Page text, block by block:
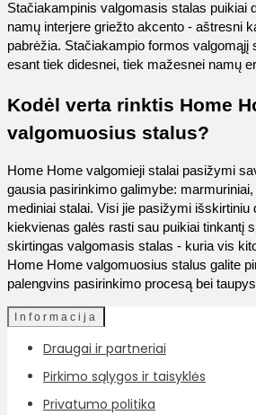
Stačiakampinis valgomasis stalas puikiai
namų interjere griežto akcento - aštresni
pabrėžia. Stačiakampio formos valgomąjį
esant tiek didesnei, tiek mažesnei namų
Kodėl verta rinktis Home
valgomuosius stalus?
Home Home valgomieji stalai pasižymi
gausia pasirinkimo galimybe:
mediniai stalai. Visi jie pasižymi išskirtiniu
kiekvienas galės rasti sau puikiai tinkantį
skirtingas valgomasis stalas - kuria vis
Home Home valgomuosius stalus galite
palengvins pasirinkimo procesą bei
Informacija
Draugai ir partneriai
Pirkimo sąlygos ir taisyklės
Privatumo politika